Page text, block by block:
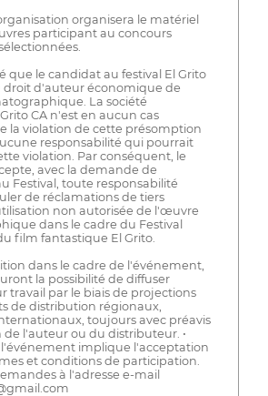
organisera le matériel
participant au concours
que le candidat au festival El Grito
droit d'auteur économique de
La société
CA n'est en aucun cas
la violation de cette présomption
responsabilité qui pourrait
violation. Par conséquent, le
avec la demande de
Festival, toute responsabilité
de réclamations de tiers
non autorisée de l'œuvre
dans le cadre du Festival
film fantastique El Grito.
dans le cadre de l'événement,
la possibilité de diffuser
travail par le biais de projections
de distribution régionaux,
toujours avec préavis
l'auteur ou du distributeur. •
implique l'acceptation
et conditions de participation.
à l'adresse e-mail